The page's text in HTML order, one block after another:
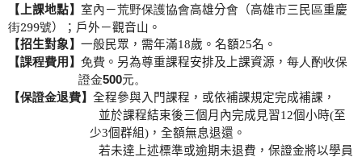
【上課地點】 室內－荒野保護協會高雄分會 （高雄市三民區重慶
街299號）；戶外－觀音山。
【招生對象】 一般民眾，需年滿18歲。名額25名。
【課程費用】 免費 。另為尊重課程安排及上課資源， 每人酌收保
證金500元。
【保證金退費】 全程參與入門課程，或依補課規定完成補課，
並於課程結束後三個月內完成見習12個小時(至
少3個群組) ，全額無息退還。
若未達上述標準或逾期未退費，保證金將以學員